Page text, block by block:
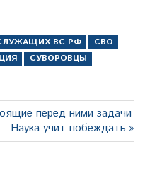
ВС РФ
СВО
СУВОРОВЦЫ
перед ними задачи
Следующая
запись:
Наука учит побеждать